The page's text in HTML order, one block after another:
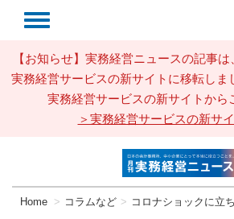
【お知らせ】実務経営ニュースの記事
実務経営サービスの新サイトに移転しま
実務経営サービスの新サイトから
＞実務経営サービスの新サ
Home コラムなど コロナショックに立